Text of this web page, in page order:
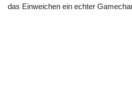
das Einweichen ein echter